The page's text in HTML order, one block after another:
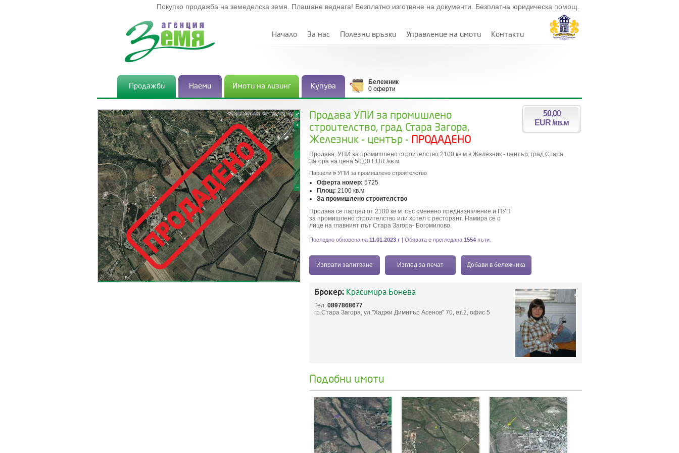
Покупко продажба на земеделска земя. Плащане веднага! Безплатно изготвяне на документи. Безплатна юридическа помощ.
Начало За нас Полезни връзки Управление на имоти Контакти
Бележник
0 оферти
Продажби Наеми Имоти на лизинг Купува
Продава УПИ за промишлено
строителство, град Стара Загора,
Железник - център - ПРОДАДЕНО
Продава, УПИ за промишлено строителство 2100 кв.м в Железник - център, град Стара
Загора на цена 50,00 EUR /кв.м
Парцели » УПИ за промишлено строителство
Оферта номер: 5725
Площ: 2100 кв.м
За промишлено строителство
Продава се парцел от 2100 кв.м. със сменено предназначение и ПУП
за промишлено строителство или хотел с ресторант. Намира се с
лице на главният път Стара Загора- Богомилово.
Последно обновена на 11.01.2023 г | Обявата е прегледана 1554 пъти.
50,00
EUR /кв.м
Изпрати запитване Изглед за печат Добави в бележника
Брокер: Красимира Бонева
Тел. 0897868677
гр.Стара Загора, ул."Хаджи Димитър Асенов" 70, ет.2, офис 5
Подобни имоти